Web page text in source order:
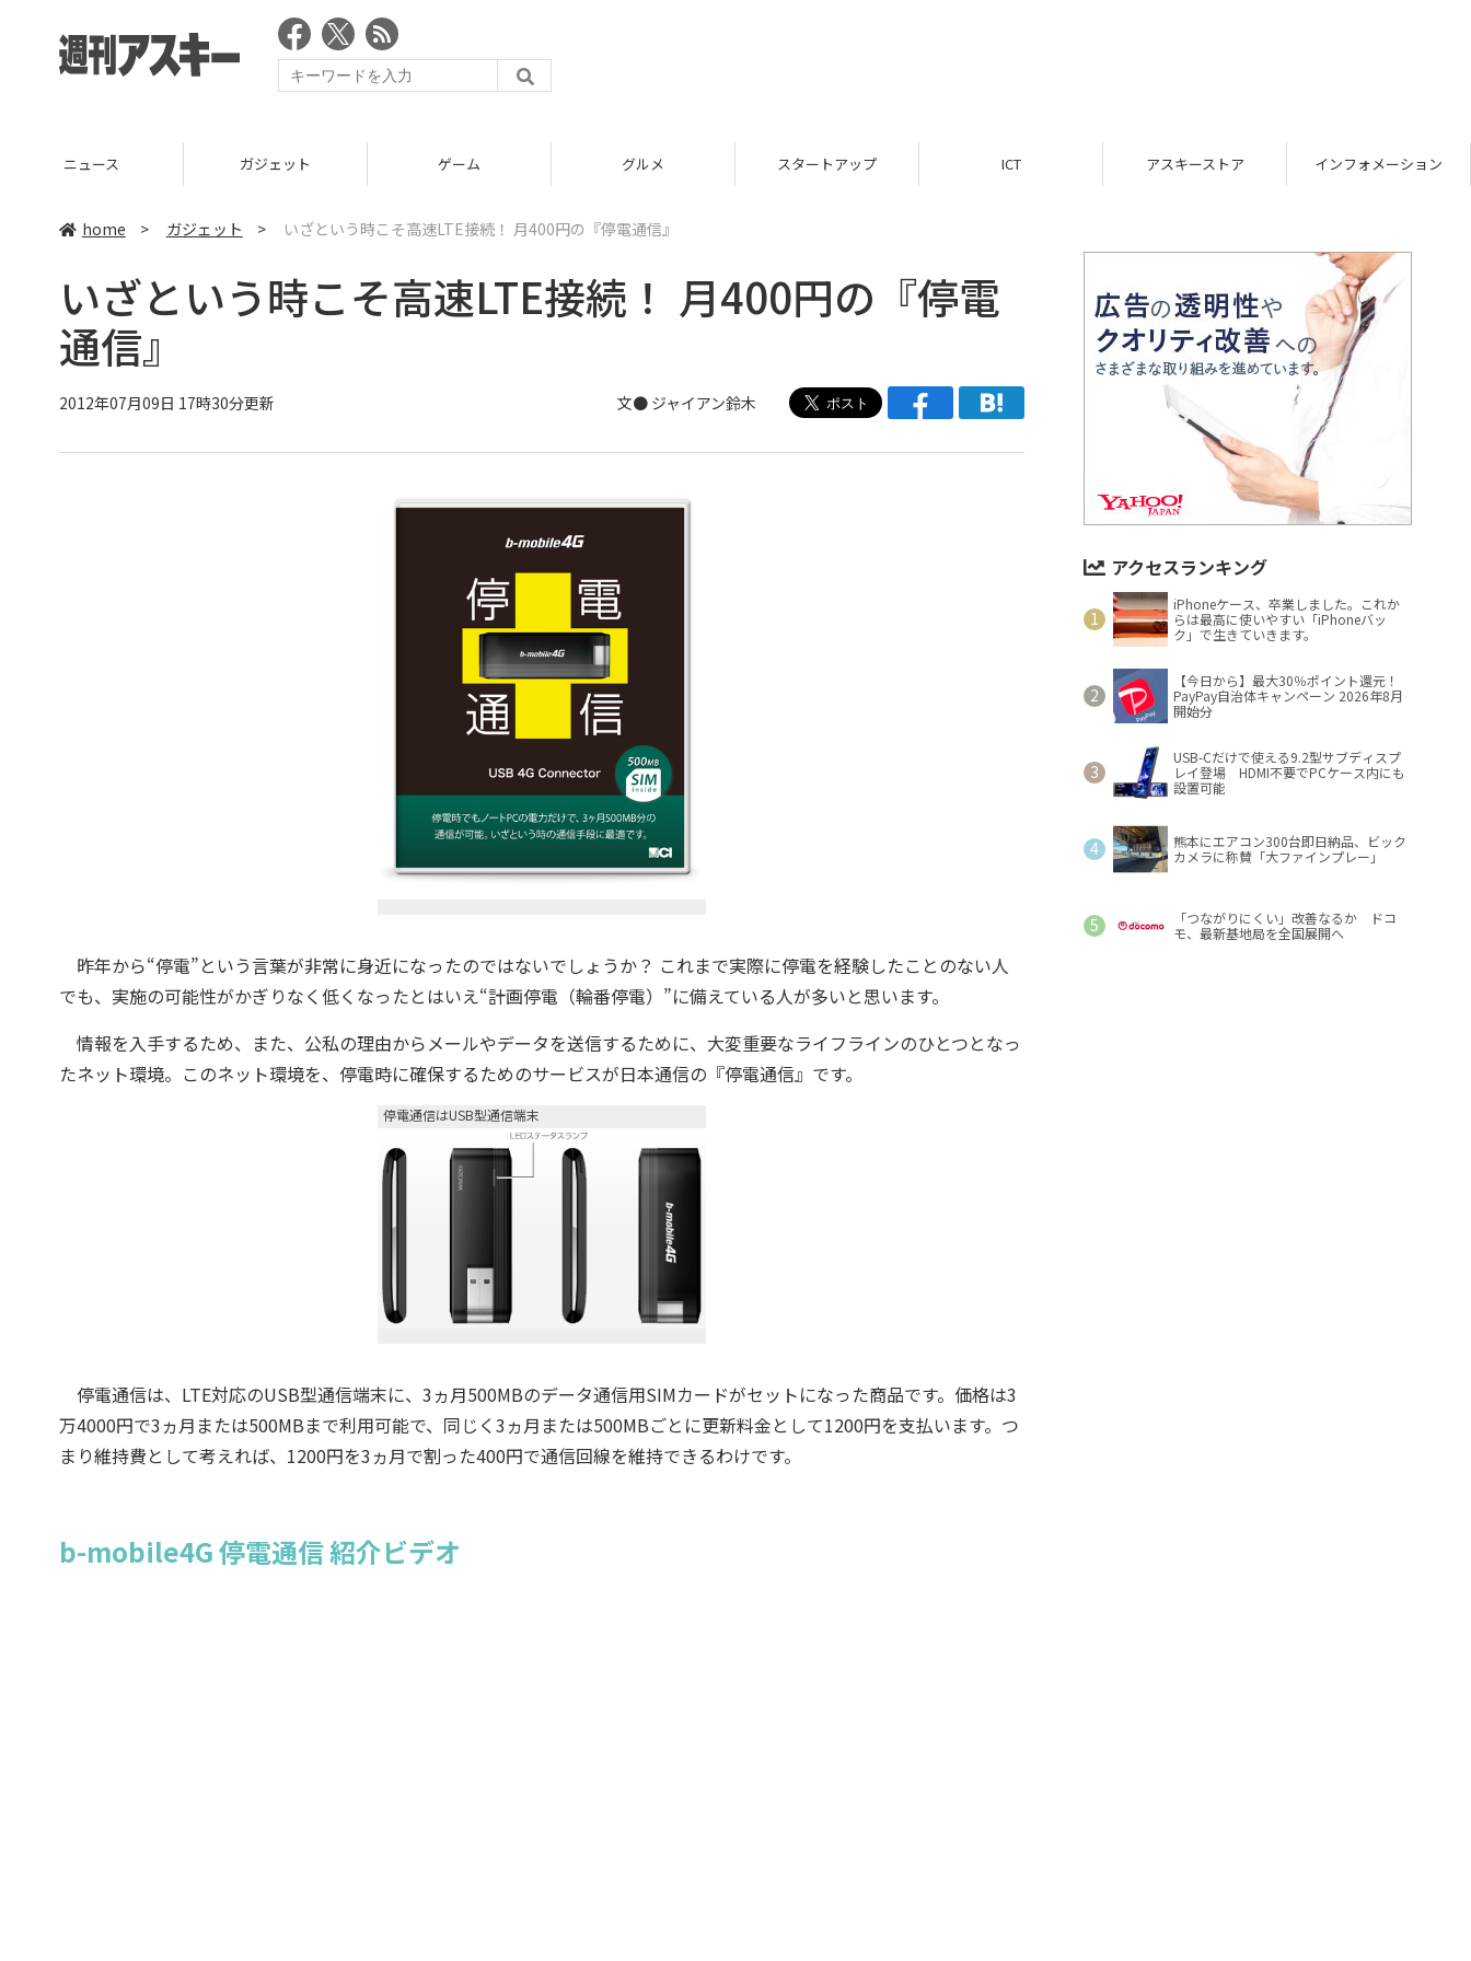
ニュース ガジェット ゲーム グルメ スタートアップ ICT アスキーストア インフォメーション
home > ガジェット > いざという時こそ高速LTE接続！ 月400円の『停電通信』
いざという時こそ高速LTE接続！ 月400円の『停電
通信』
2012年07月09日 17時30分更新 文● ジャイアン鈴木
昨年から“停電”という言葉が非常に身近になったのではないでしょうか？ これまで実際に停電を経験したことのない人
でも、実施の可能性がかぎりなく低くなったとはいえ“計画停電（輪番停電）”に備えている人が多いと思います。
情報を入手するため、また、公私の理由からメールやデータを送信するために、大変重要なライフラインのひとつとなっ
たネット環境。このネット環境を、停電時に確保するためのサービスが日本通信の『停電通信』です。
停電通信はUSB型通信端末
停電通信は、LTE対応のUSB型通信端末に、3ヵ月500MBのデータ通信用SIMカードがセットになった商品です。価格は3
万4000円で3ヵ月または500MBまで利用可能で、同じく3ヵ月または500MBごとに更新料金として1200円を支払います。つ
まり維持費として考えれば、1200円を3ヵ月で割った400円で通信回線を維持できるわけです。
b-mobile4G 停電通信 紹介ビデオ
アクセスランキング
iPhoneケース、卒業しました。これか
らは最高に使いやすい「iPhoneバッ
ク」で生きていきます。
【今日から】最大30％ポイント還元！
PayPay自治体キャンペーン 2026年8月
開始分
USB-Cだけで使える9.2型サブディスプ
レイ登場 HDMI不要でPCケース内にも
設置可能
熊本にエアコン300台即日納品、ビック
カメラに称賛「大ファインプレー」
「つながりにくい」改善なるか ドコ
モ、最新基地局を全国展開へ